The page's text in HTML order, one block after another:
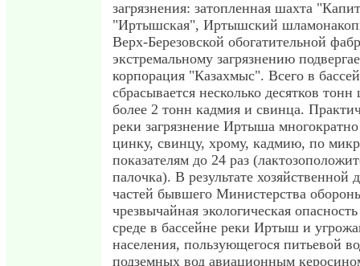
загрязнения: затопленная шахта
"Иртышская", Иртышский
Верх-Березовской обогатительной
экстремальному загрязнению
корпорация "Казахмыс". Всего в
сбрасывается несколько десятков
более 2 тонн кадмия и свинца.
реки загрязнение Иртыша
цинку, свинцу, хрому, кадмию, по
показателям до 24 раз
палочка). В результате хозяйственной
частей бывшего Министерства
чрезвычайная экологическая
среде в бассейне реки Иртыш и
населения, пользующегося питьевой
подземных вод авиационным